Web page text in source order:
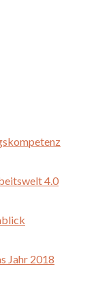
4.0
Jahr 2018